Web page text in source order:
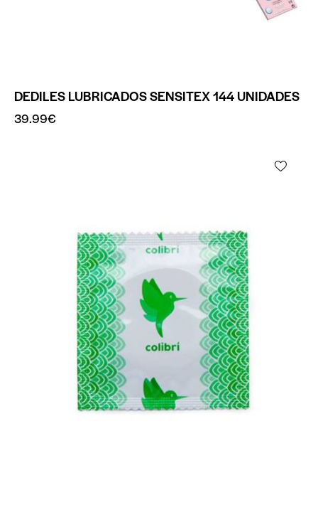
DEDILES LUBRICADOS SENSITEX 144 UNIDADES
39.99€